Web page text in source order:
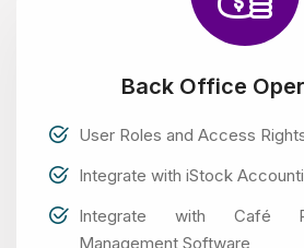
Back Office
User Roles and Access
Integrate with iStock
Integrate with Café
Management Software